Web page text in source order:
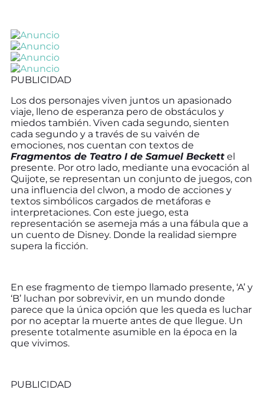
PUBLICIDAD
Los dos personajes viven juntos un apasionado
viaje, lleno de esperanza pero de obstáculos y
miedos también. Viven cada segundo, sienten
cada segundo y a través de su vaivén de
emociones, nos cuentan con textos de
Fragmentos de Teatro I de Samuel Beckett el
presente. Por otro lado, mediante una evocación al
Quijote, se representan un conjunto de juegos, con
una influencia del clwon, a modo de acciones y
textos simbólicos cargados de metáforas e
interpretaciones. Con este juego, esta
representación se asemeja más a una fábula que a
un cuento de Disney. Donde la realidad siempre
supera la ficción.
En ese fragmento de tiempo llamado presente, ‘A’ y
‘B’ luchan por sobrevivir, en un mundo donde
parece que la única opción que les queda es luchar
por no aceptar la muerte antes de que llegue. Un
presente totalmente asumible en la época en la
que vivimos.
PUBLICIDAD